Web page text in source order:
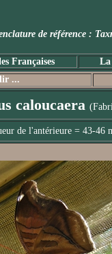
de référence
Françaises La
...
caloucaera
de l'antérieure = 43-46